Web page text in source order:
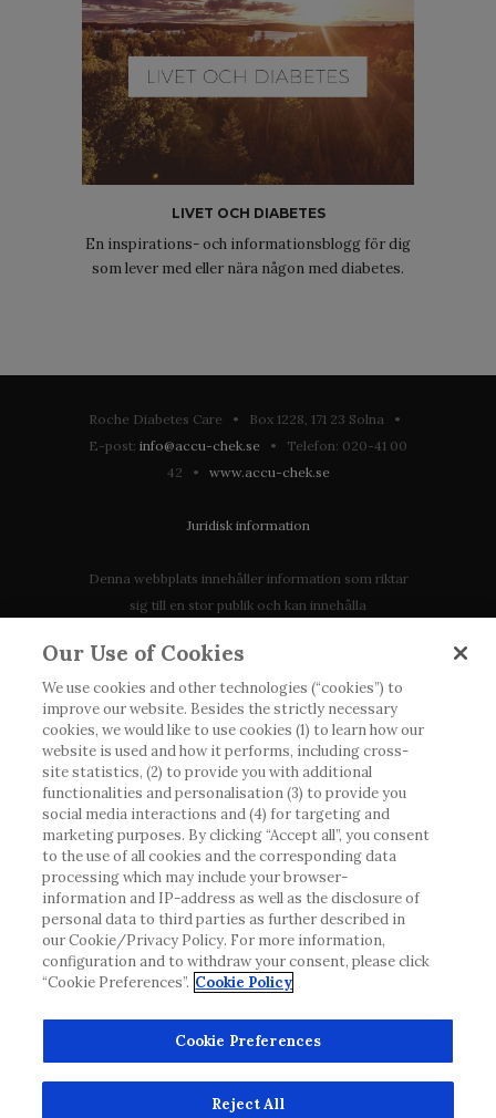
LIVET OCH DIABETES
En inspirations- och informationsblogg för dig
som lever med eller nära någon med diabetes.
Roche Diabetes Care • Box 1228, 171 23 Solna •
E-post: info@accu-chek.se • Telefon: 020-41 00
42 • www.accu-chek.se
Juridisk information
Denna webbplats innehåller information som riktar
sig till en stor publik och kan innehålla
tillgänglig eller giltig i ditt land. Vänligen observera
att vi inte tar något ansvar för information som
eventuellt inte uppfyller någon gällande rättslig
process, förordning, registrering eller användning i
landet där du bor.
Roche har inte alltid möjlighet att kvalitetssäkra
andras inlägg, men kommer att ta bort vilseledande
eller olämpliga inlägg i möjligaste mån. Vi har inget
ansvar för innehållet på externa webbplatser som
det länkas till. Kopiering av material från denna
webbplats för användning någon annanstans är inte
tillåtet utan överenskommelse. Webbplatsen säljer
biverkningar eller produktklagomål. Kontakta
kundtjänst för att rapportera en händelse.
Our Use of Cookies
We use cookies and other technologies (“cookies”) to
improve our website. Besides the strictly necessary
cookies, we would like to use cookies (1) to learn how our
website is used and how it performs, including cross-
site statistics, (2) to provide you with additional
functionalities and personalisation (3) to provide you
social media interactions and (4) for targeting and
marketing purposes. By clicking “Accept all”, you consent
to the use of all cookies and the corresponding data
processing which may include your browser-
information and IP-address as well as the disclosure of
personal data to third parties as further described in
our Cookie/Privacy Policy. For more information,
configuration and to withdraw your consent, please click
“Cookie Preferences”. Cookie Policy
Cookie Preferences
Reject All